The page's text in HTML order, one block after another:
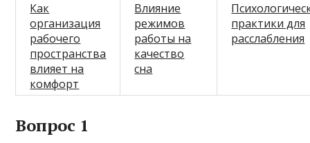
Как
организация
рабочего
пространства
влияет на
комфорт
Влияние
режимов
работы на
качество
сна
практики для
расслабления
Вопрос 1